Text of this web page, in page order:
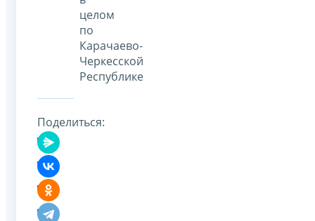
целом
по
Карачаево-
Черкесской
Республике
Поделиться: